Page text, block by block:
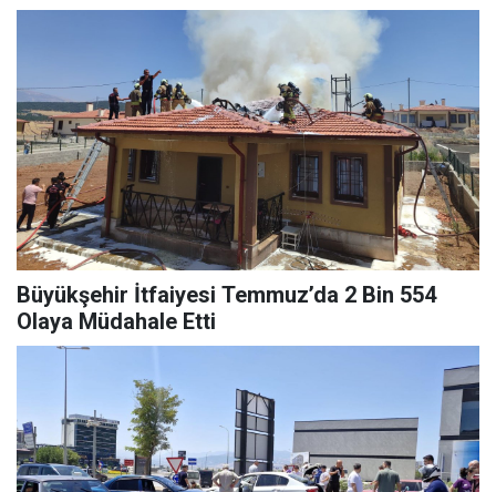
Büyükşehir İtfaiyesi Temmuz’da 2 Bin 554
Olaya Müdahale Etti